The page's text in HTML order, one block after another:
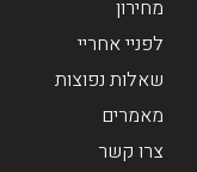
מחירון
לפניי אחריי
שאלות נפוצות
מאמרים
צרו קשר